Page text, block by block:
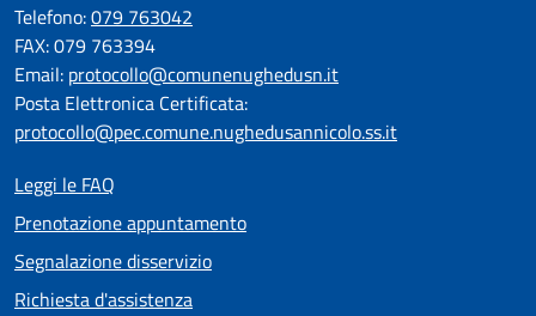
Telefono:079 763042
FAX: 079 763394
Email: protocollo@comunenughedusn.it
Posta Elettronica Certificata:
protocollo@pec.comune.nughedusannicolo.ss.it
Leggi le FAQ
Prenotazione appuntamento
Segnalazione disservizio
Richiesta d'assistenza